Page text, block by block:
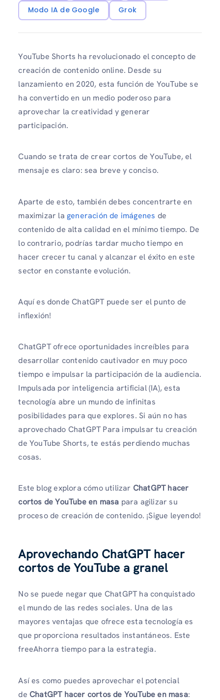
Modo IA de Google
Grok
YouTube Shorts ha revolucionado el concepto de
creación de contenido online. Desde su
lanzamiento en 2020, esta función de YouTube se
ha convertido en un medio poderoso para
aprovechar la creatividad y generar
participación.
Cuando se trata de crear cortos de YouTube, el
mensaje es claro: sea breve y conciso.
Aparte de esto, también debes concentrarte en
maximizar la generación de imágenes de
contenido de alta calidad en el mínimo tiempo. De
lo contrario, podrías tardar mucho tiempo en
hacer crecer tu canal y alcanzar el éxito en este
sector en constante evolución.
Aquí es donde ChatGPT puede ser el punto de
inflexión!
ChatGPT ofrece oportunidades increíbles para
desarrollar contenido cautivador en muy poco
tiempo e impulsar la participación de la audiencia.
Impulsada por inteligencia artificial (IA), esta
tecnología abre un mundo de infinitas
posibilidades para que explores. Si aún no has
aprovechado ChatGPT Para impulsar tu creación
de YouTube Shorts, te estás perdiendo muchas
cosas.
Este blog explora cómo utilizar ChatGPT hacer
cortos de YouTube en masa para agilizar su
proceso de creación de contenido. ¡Sigue leyendo!
Aprovechando ChatGPT hacer
cortos de YouTube a granel
No se puede negar que ChatGPT ha conquistado
el mundo de las redes sociales. Una de las
mayores ventajas que ofrece esta tecnología es
que proporciona resultados instantáneos. Este
freeAhorra tiempo para la estrategia.
Así es como puedes aprovechar el potencial
de ChatGPT hacer cortos de YouTube en masa: